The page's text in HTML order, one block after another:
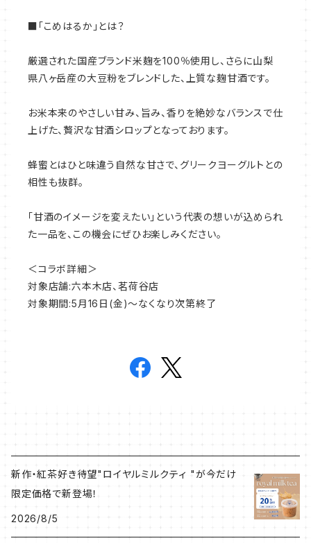
■「こめはるか」とは？
厳選された国産ブランド米麹を100％使用し、さらに山梨
県八ヶ岳産の大豆粉をブレンドした、上質な麹甘酒です。
お米本来のやさしい甘み、旨み、香りを絶妙なバランスで仕
上げた、贅沢な甘酒シロップとなっております。
蜂蜜とはひと味違う自然な甘さで、グリークヨーグルトとの
相性も抜群。
「甘酒のイメージを変えたい」という代表の想いが込められ
た一品を、この機会にぜひお楽しみください。
＜コラボ詳細＞
対象店舗:六本木店、茗荷谷店
対象期間:5月16日(金)～なくなり次第終了
新作・紅茶好き待望"ロイヤルミルクティ "が今だけ
限定価格で新登場！
2026/8/5